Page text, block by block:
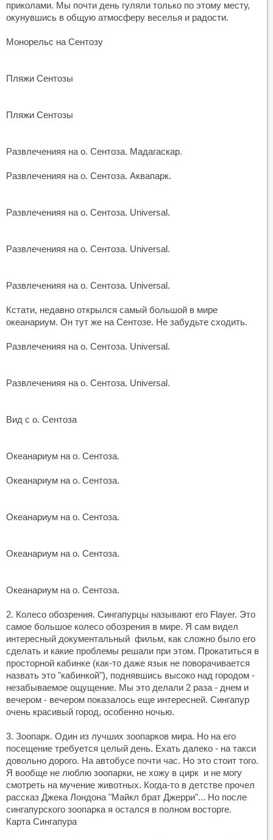
приколами. Мы почти день гуляли только по этому месту,
окунувшись в общую атмосферу веселья и радости.
Монорельс на Сентозу
Пляжи Сентозы
Пляжи Сентозы
Развлеченияя на о. Сентоза. Мадагаскар.
Развлеченияя на о. Сентоза. Аквапарк.
Развлеченияя на о. Сентоза. Universal.
Развлеченияя на о. Сентоза. Universal.
Развлеченияя на о. Сентоза. Universal.
Кстати, недавно открылся самый большой в мире
океанариум. Он тут же на Сентозе. Не забудьте сходить.
Развлеченияя на о. Сентоза. Universal.
Развлеченияя на о. Сентоза. Universal.
Вид с о. Сентоза
Океанариум на о. Сентоза.
Океанариум на о. Сентоза.
Океанариум на о. Сентоза.
Океанариум на о. Сентоза.
Океанариум на о. Сентоза.
2. Колесо обозрения. Сингапурцы называют его Flayer. Это
самое большое колесо обозрения в мире. Я сам видел
интересный документальный фильм, как сложно было его
сделать и какие проблемы решали при этом. Прокатиться в
просторной кабинке (как-то даже язык не поворачивается
назвать это "кабинкой"), поднявшись высоко над городом -
незабываемое ощущение. Мы это делали 2 раза - днем и
вечером - вечером показалось еще интересней. Сингапур
очень красивый город, особенно ночью.
3. Зоопарк. Один из лучших зоопарков мира. Но на его
посещение требуется целый день. Ехать далеко - на такси
довольно дорого. На автобусе почти час. Но это стоит того.
Я вообще не люблю зоопарки, не хожу в цирк и не могу
смотреть на мучение животных. Когда-то в детстве прочел
рассказ Джека Лондона "Майкл брат Джерри"... Но после
сингапурского зоопарка я остался в полном восторге.
Карта Сингапура